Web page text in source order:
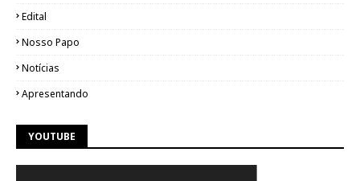
Edital
Nosso Papo
Notícias
Apresentando
YOUTUBE